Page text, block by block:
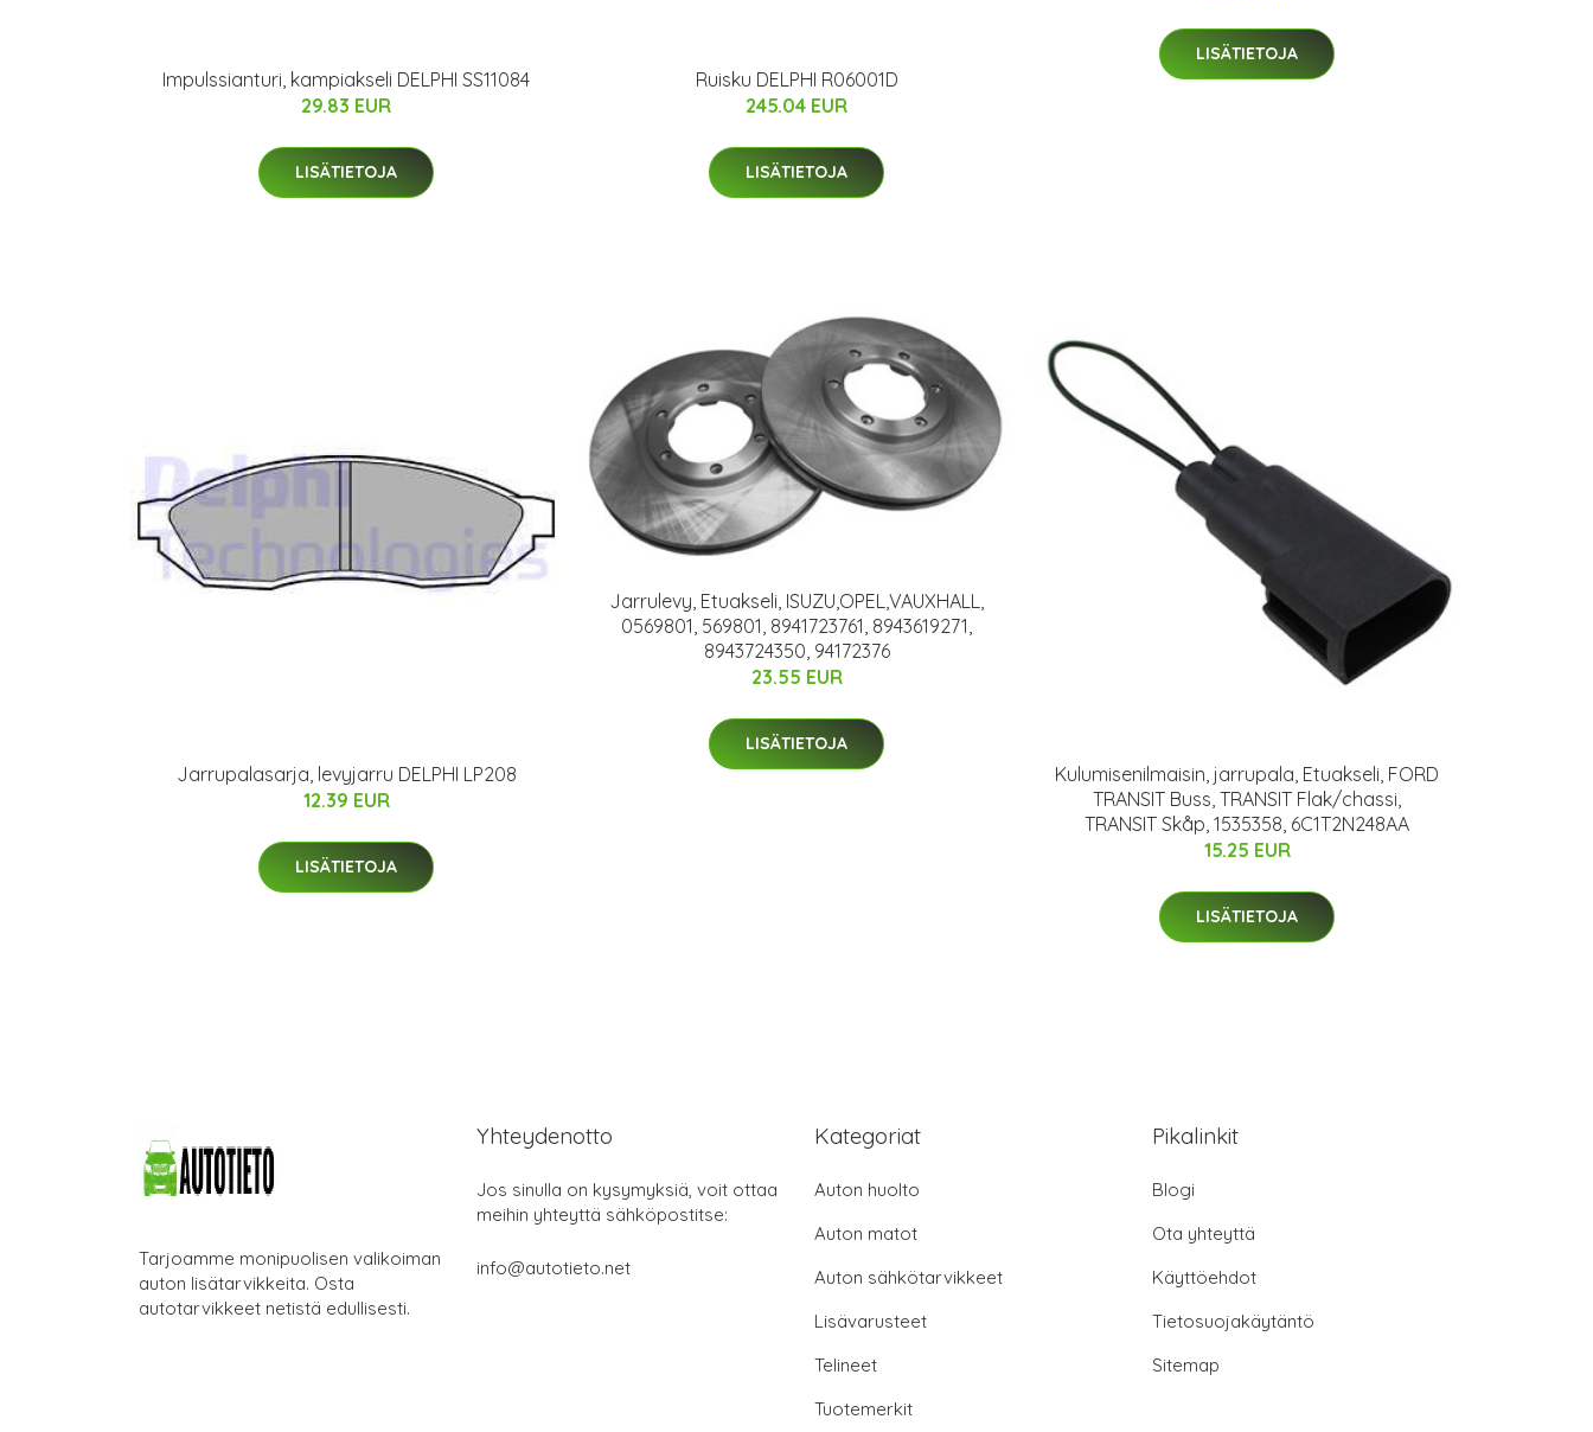
Impulssianturi, kampiakseli DELPHI SS11084
29.83 EUR
LISÄTIETOJA
Ruisku DELPHI R06001D
245.04 EUR
LISÄTIETOJA
LISÄTIETOJA
Jarrupalasarja, levyjarru DELPHI LP208
12.39 EUR
LISÄTIETOJA
Jarrulevy, Etuakseli, ISUZU,OPEL,VAUXHALL,
0569801, 569801, 8941723761, 8943619271,
8943724350, 94172376
23.55 EUR
LISÄTIETOJA
Kulumisenilmaisin, jarrupala, Etuakseli, FORD
TRANSIT Buss, TRANSIT Flak/chassi,
TRANSIT Skåp, 1535358, 6C1T2N248AA
15.25 EUR
LISÄTIETOJA
Tarjoamme monipuolisen valikoiman
auton lisätarvikkeita. Osta
autotarvikkeet netistä edullisesti.
Yhteydenotto
Jos sinulla on kysymyksiä, voit ottaa
meihin yhteyttä sähköpostitse:
info@autotieto.net
Kategoriat
Auton huolto
Auton matot
Auton sähkötarvikkeet
Lisävarusteet
Telineet
Tuotemerkit
Pikalinkit
Blogi
Ota yhteyttä
Käyttöehdot
Tietosuojakäytäntö
Sitemap